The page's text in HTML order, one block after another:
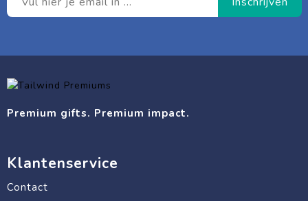
Premium gifts. Premium impact.
Klantenservice
Contact